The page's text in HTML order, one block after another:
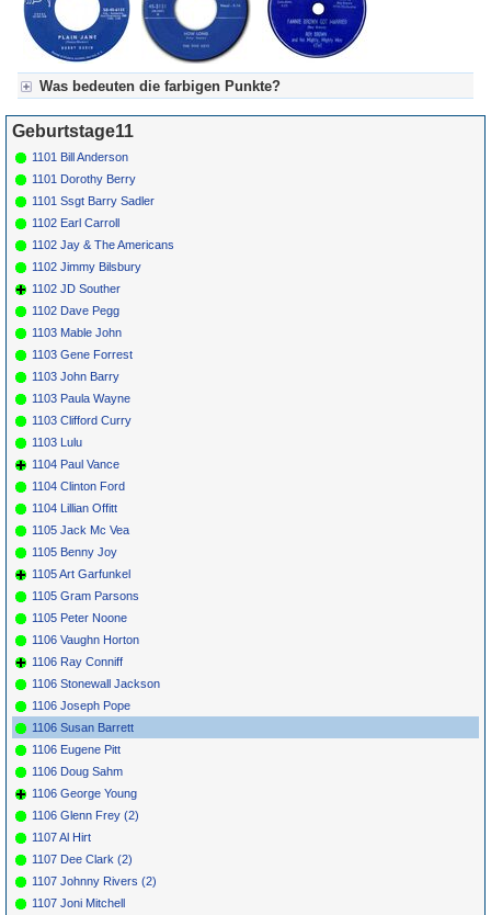
Was bedeuten die farbigen Punkte?
Für Axel's Tageskalender:
Grün = Kurzgeschichte
Grün! = fachlich bestimmt spannend, nicht verpassen!
Grün+ = Stundenbeitrag
Gelb = Kurzgeschichten oder Stundensendungen in Arbeit
Blau = Beschreibungstext (beschreibender Text)
Geburtstage11
1101 Bill Anderson
1101 Dorothy Berry
1101 Ssgt Barry Sadler
1102 Earl Carroll
1102 Jay & The Americans
1102 Jimmy Bilsbury
1102 JD Souther
1102 Dave Pegg
1103 Mable John
1103 Gene Forrest
1103 John Barry
1103 Paula Wayne
1103 Clifford Curry
1103 Lulu
1104 Paul Vance
1104 Clinton Ford
1104 Lillian Offitt
1105 Jack Mc Vea
1105 Benny Joy
1105 Art Garfunkel
1105 Gram Parsons
1105 Peter Noone
1106 Vaughn Horton
1106 Ray Conniff
1106 Stonewall Jackson
1106 Joseph Pope
1106 Susan Barrett
1106 Eugene Pitt
1106 Doug Sahm
1106 George Young
1106 Glenn Frey (2)
1107 Al Hirt
1107 Dee Clark (2)
1107 Johnny Rivers (2)
1107 Joni Mitchell